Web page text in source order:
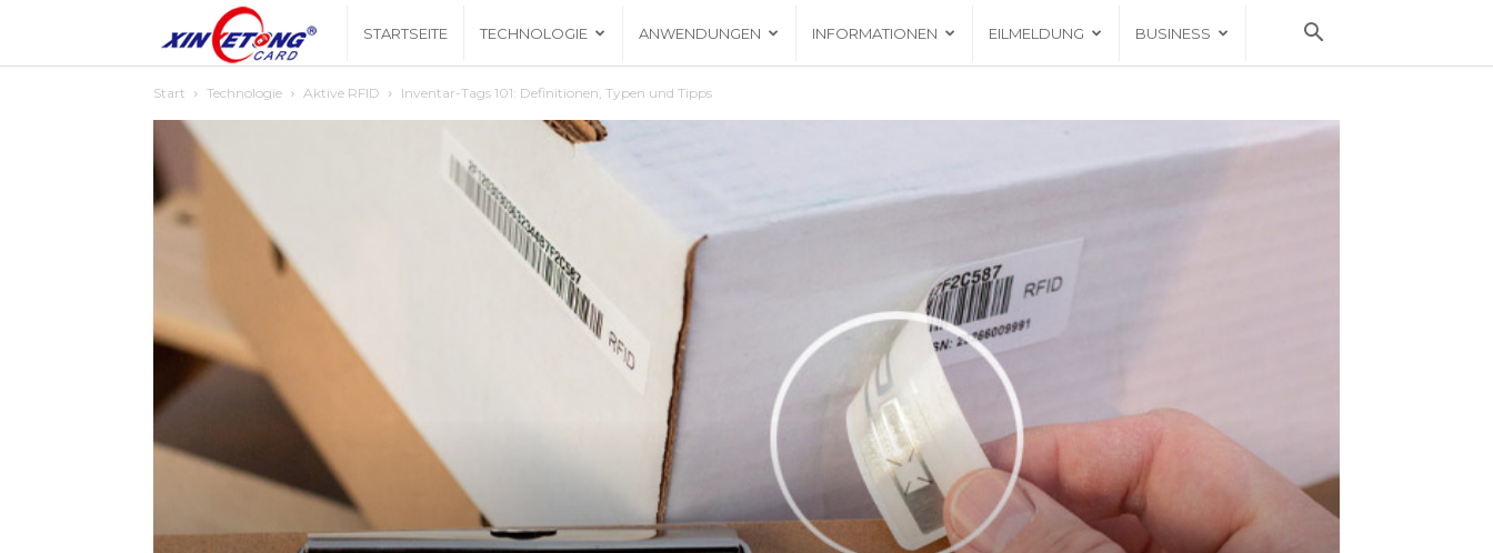
Xingyetongblog
STARTSEITE TECHNOLOGIE ANWENDUNGEN INFORMATIONEN EILMELDUNG BUSINESS
Start Technologie Aktive RFID Inventar-Tags 101: Definitionen, Typen und Tipps